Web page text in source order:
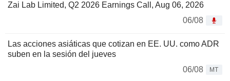
Zai Lab Limited, Q2 2026 Earnings Call, Aug 06, 2026
06/08
Las acciones asiáticas que cotizan en EE. UU. como ADR
suben en la sesión del jueves
06/08
MT